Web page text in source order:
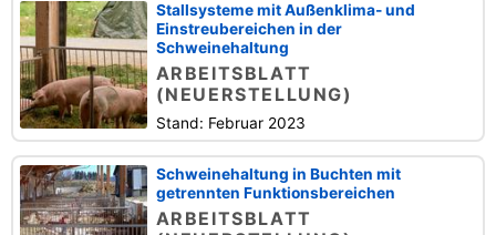
Stallsysteme mit Außenklima- und
Einstreubereichen in der
Schweinehaltung
ARBEITSBLATT
(NEUERSTELLUNG)
Stand: Februar 2023
Schweinehaltung in Buchten mit
getrennten Funktionsbereichen
ARBEITSBLATT